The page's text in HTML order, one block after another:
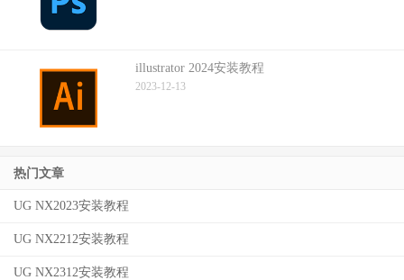
illustrator 2024安装教程
2023-12-13
热门文章
UG NX2023安装教程
UG NX2212安装教程
UG NX2312安装教程